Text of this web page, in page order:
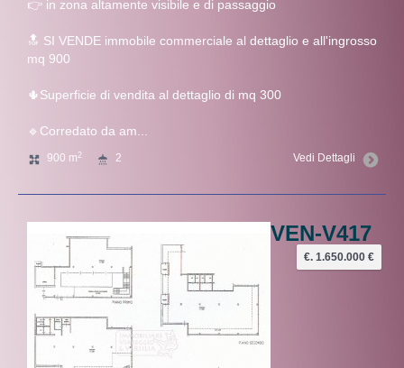
👉 in zona altamente visibile e di passaggio
🔝 SI VENDE immobile commerciale al dettaglio e all'ingrosso
mq 900
🌵Superficie di vendita al dettaglio di mq 300
🔹Corredato da am...
900 m 2 2 Vedi Dettagli
VEN-V417
€. 1.650.000 €